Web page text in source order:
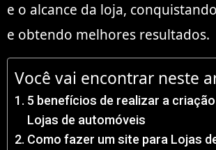
e o alcance da loja,
e obtendo melhores resultados.
Você vai encontrar neste
5 benefícios de realizar a
Lojas de automóveis
Como fazer um site para Lojas